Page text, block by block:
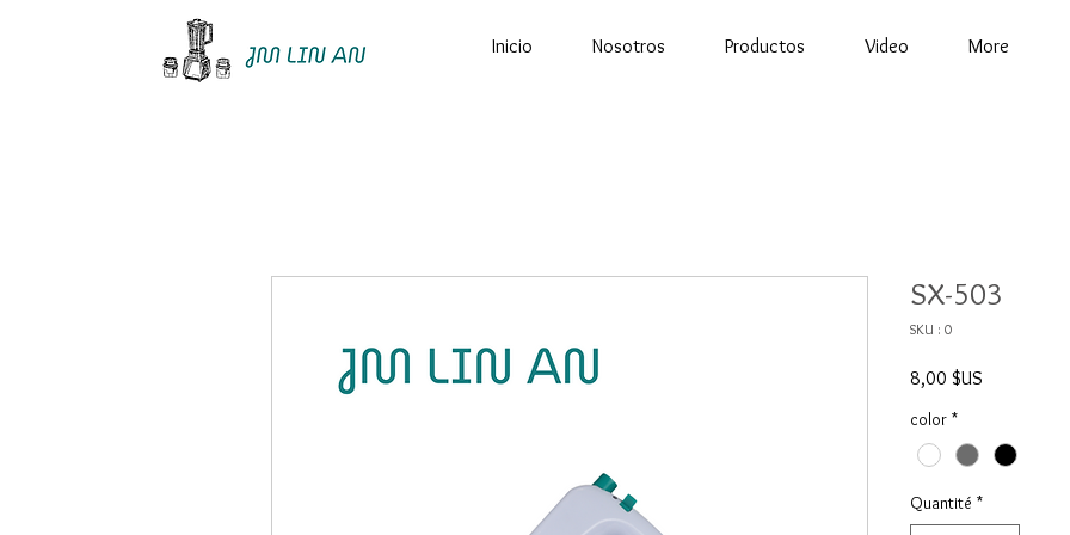
Inicio Nosotros Productos Video More
SX-503
SKU : 0
8,00 $US
color *
Quantité *